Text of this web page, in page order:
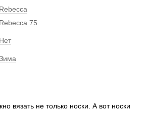
Rebecca
Rebecca 75
Нет
вязать не только носки. А вот носки